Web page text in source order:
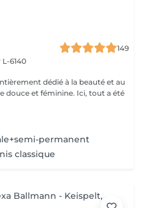
149
6140
dédié à la beauté et au
douce et féminine. Ici, tout a été
permanent
classique